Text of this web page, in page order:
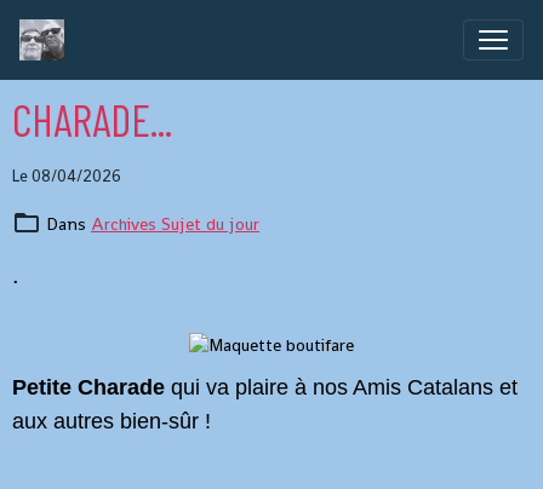
CHARADE...
Le 08/04/2026
Dans Archives Sujet du jour
.
Petite Charade qui va plaire à nos Amis Catalans et
aux autres bien-sûr !